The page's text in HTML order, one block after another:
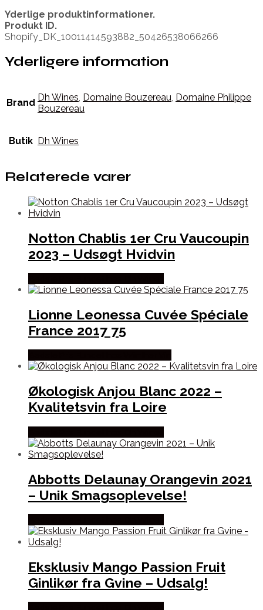
Yderlige produktinformationer.
Produkt ID.
Shopify_DK_10011414593882_50426538066266
Yderligere information
Brand Dh Wines, Domaine Bouzereau, Domaine Philippe
Bouzereau
Butik Dh Wines
Relaterede varer
Notton Chablis 1er Cru Vaucoupin
2023 – Udsøgt Hvidvin
Lionne Leonessa Cuvée Spéciale
France 2017 75
Økologisk Anjou Blanc 2022 –
Kvalitetsvin fra Loire
Abbotts Delaunay Orangevin 2021
– Unik Smagsoplevelse!
Eksklusiv Mango Passion Fruit
Ginlikør fra Gvine – Udsalg!